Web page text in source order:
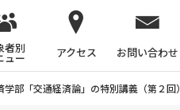
者別
ュー アクセス お問い合わせ
部「交通経済論」の特別講義（第２回）